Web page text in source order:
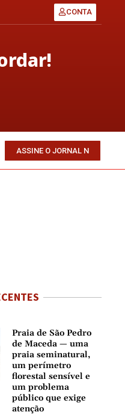
CONTA
ASSINE O JORNAL N
Praia de São Pedro
de Maceda — uma
praia seminatural,
um perímetro
florestal sensível e
um problema
público que exige
atenção